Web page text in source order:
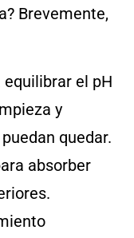
Brevemente,
equilibrar el pH
y
quedar.
absorber